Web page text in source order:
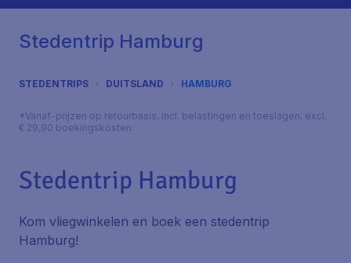
Stedentrip Hamburg
STEDENTRIPS DUITSLAND HAMBURG
*Vanaf-prijzen op retourbasis, incl. belastingen en toeslagen, excl.
€ 29,90 boekingskosten.
Stedentrip Hamburg
Kom vliegwinkelen en boek een stedentrip
Hamburg!